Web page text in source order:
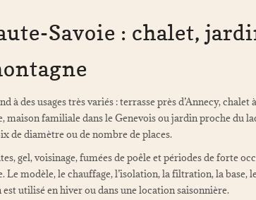
Savoie : chalet,
à des usages très variés : terrasse près d’Annecy,
familiale dans le Genevois ou jardin proche du
de diamètre ou de nombre de places.
gel, voisinage, fumées de poêle et périodes de forte
modèle, le chauffage, l’isolation, la filtration, la base,
utilisé en hiver ou dans une location saisonnière.